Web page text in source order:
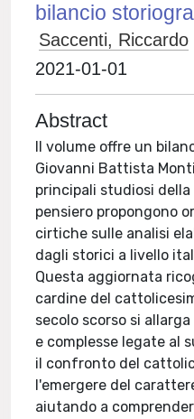
bilancio
Saccenti, Riccardo
2021-01-01
Abstract
Il volume offre un
Giovanni Battista
principali studiosi
pensiero propongono
cirtiche sulle analisi
dagli storici a livello
Questa aggiornata
cardine del
secolo scorso si
e complesse legate al
il confronto del
l'emergere del
aiutando a